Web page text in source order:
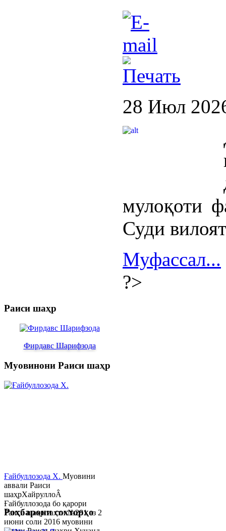
28 Июл
мулоқоти
Суди
Муфассал...
?>
Раиси шаҳр
Фирдавс Шарифзода
Муовинони Раиси шаҳр
Ғайбуллозода Х. Муовини
аввали Раиси
шаҳрХайруллоÂ
Ғайбуллозода бо қарори
Раиси шаҳр таҳти №281 аз 2
июни соли 2016 муовини
Роҳбарони сохторҳо